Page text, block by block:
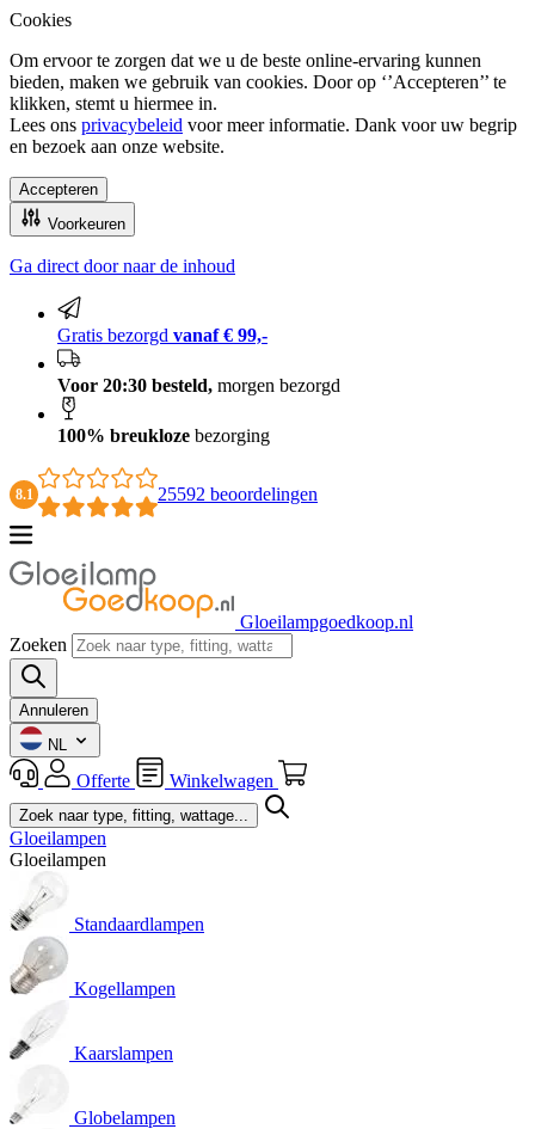
Cookies
Om ervoor te zorgen dat we u de beste online-ervaring kunnen
bieden, maken we gebruik van cookies. Door op ‘’Accepteren’’ te
klikken, stemt u hiermee in.
Lees ons privacybeleid voor meer informatie. Dank voor uw begrip
en bezoek aan onze website.
Accepteren
Voorkeuren
100% breukloze bezorging
Ga direct door naar de inhoud
Gratis bezorgd vanaf € 99,-
Voor 20:30 besteld, morgen bezorgd
100% breukloze bezorging
8.1 25592 beoordelingen
Gloeilampgoedkoop.nl
Zoeken
Annuleren
NL
Offerte Winkelwagen
Gloeilampen
Gloeilampen
Standaardlampen
Kogellampen
Kaarslampen
Globelampen